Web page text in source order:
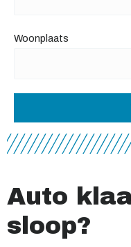
Woonplaats
Auto
sloop?